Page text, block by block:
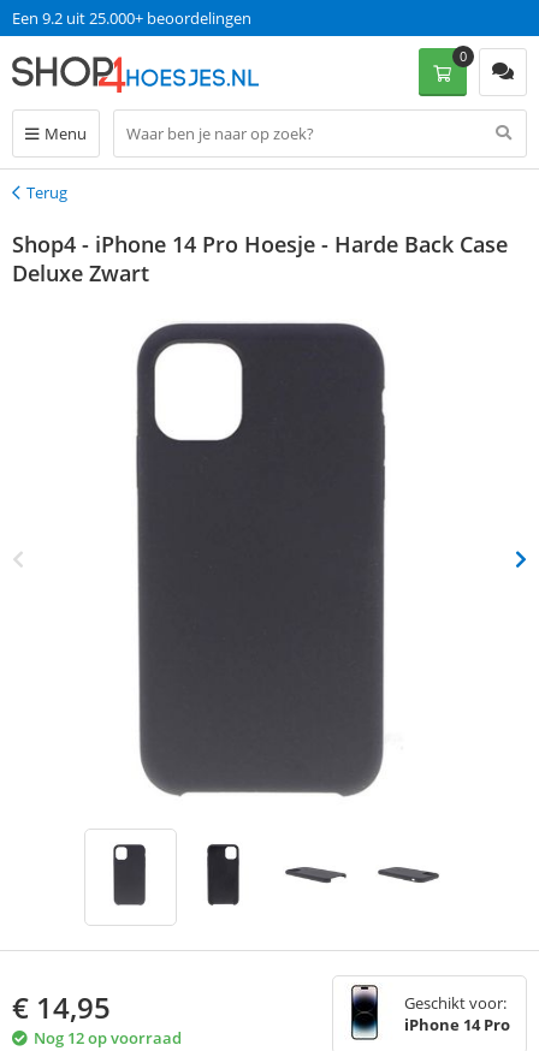
Een 9.2 uit 25.000+ beoordelingen
Menu
0
Terug
Terug
Shop4 - iPhone 14 Pro Hoesje - Harde Back Case
Deluxe Zwart
€ 14,95
Nog 12 op voorraad
Geschikt voor:
iPhone 14 Pro